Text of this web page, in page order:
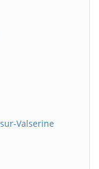
Valserine